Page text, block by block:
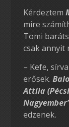
Kérdeztem
mire
Tomi
csak annyit
– Kefe,
erősek.
Attila
edzenek.